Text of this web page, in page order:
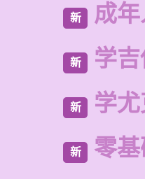
新 成
新 学
新 学
新 零